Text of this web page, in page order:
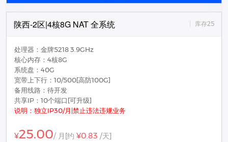
陕西-2区|4核8G NAT 全系统 库存25
处理器：金牌5218 3.9GHz
核心内存：4核8G
系统盘：40G
宽带上下行：10/500[高防100G]
备用线路：待开发
共享IP：10个端口[可升级]
说明：独立IP30/月|禁止违法违规业务
¥25.00/ 月 [约 ¥0.83 /天]